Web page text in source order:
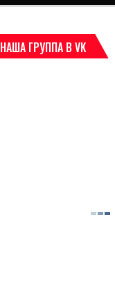
НАША ГРУППА В VK